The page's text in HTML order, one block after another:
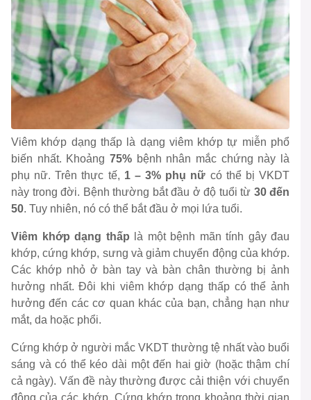
Viêm khớp dạng thấp là dạng viêm khớp tự miễn phổ
biến nhất. Khoảng 75% bệnh nhân mắc chứng này là
phụ nữ. Trên thực tế, 1 – 3% phụ nữ có thể bị VKDT
này trong đời. Bệnh thường bắt đầu ở độ tuổi từ 30 đến
50. Tuy nhiên, nó có thể bắt đầu ở mọi lứa tuổi.
Viêm khớp dạng thấp là một bệnh mãn tính gây đau
khớp, cứng khớp, sưng và giảm chuyển động của khớp.
Các khớp nhỏ ở bàn tay và bàn chân thường bị ảnh
hưởng nhất. Đôi khi viêm khớp dạng thấp có thể ảnh
hưởng đến các cơ quan khác của bạn, chẳng hạn như
mắt, da hoặc phổi.
Cứng khớp ở người mắc VKDT thường tệ nhất vào buổi
sáng và có thể kéo dài một đến hai giờ (hoặc thậm chí
cả ngày). Vấn đề này thường được cải thiện với chuyển